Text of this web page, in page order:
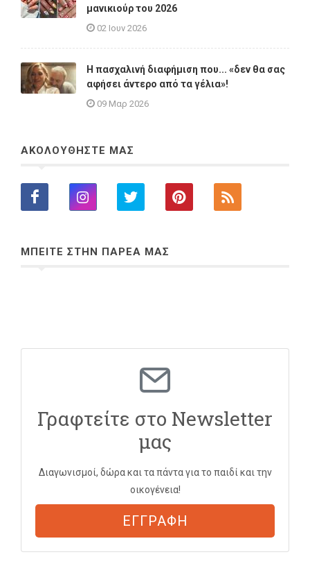
μανικιούρ του 2026
02 Ιουν 2026
Η πασχαλινή διαφήμιση που... «δεν θα σας
αφήσει άντερο από τα γέλια»!
09 Μαρ 2026
ΑΚΟΛΟΥΘΗΣΤΕ ΜΑΣ
ΜΠΕΙΤΕ ΣΤΗΝ ΠΑΡΕΑ ΜΑΣ
Γραφτείτε στο Newsletter
μας
Διαγωνισμοί, δώρα και τα πάντα για το παιδί και την
οικογένεια!
ΕΓΓΡΑΦΗ